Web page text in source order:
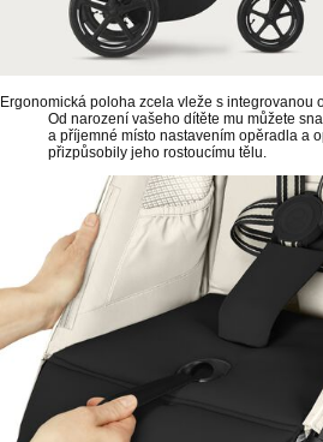
Ergonomická poloha zcela vleže s integrovanou
Od narození vašeho dítěte mu můžete
a příjemné místo nastavením opěradla a
přizpůsobily jeho rostoucímu tělu.